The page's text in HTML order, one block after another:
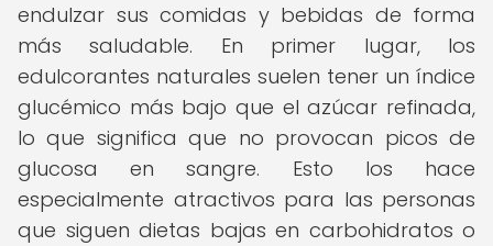
endulzar sus comidas y bebidas de forma
más saludable. En primer lugar, los
edulcorantes naturales suelen tener un índice
glucémico más bajo que el azúcar refinada,
lo que significa que no provocan picos de
glucosa en sangre. Esto los hace
especialmente atractivos para las personas
que siguen dietas bajas en carbohidratos o